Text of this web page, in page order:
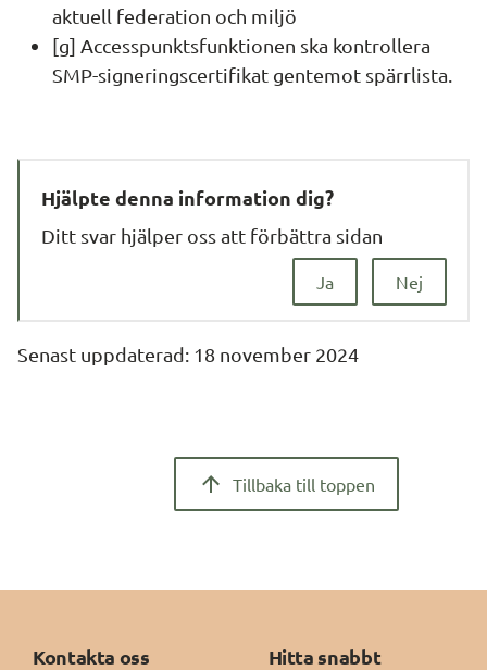
aktuell federation och miljö
[g] Accesspunktsfunktionen ska kontrollera
SMP-signeringscertifikat gentemot spärrlista.
Hjälpte denna information dig?
Nej
Ja
Ditt svar hjälper oss att förbättra sidan
Senast uppdaterad: 18 november 2024
Tillbaka till toppen
Kontakta oss Hitta snabbt